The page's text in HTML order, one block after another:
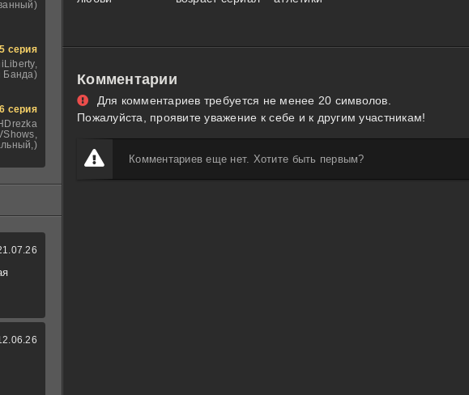
Комментарии
Для комментариев требуется не менее 20 символов.
Пожалуйста, проявите уважение к себе и к другим участникам!
Комментариев еще нет. Хотите быть первым?
5 серия
Банда)
6 серия